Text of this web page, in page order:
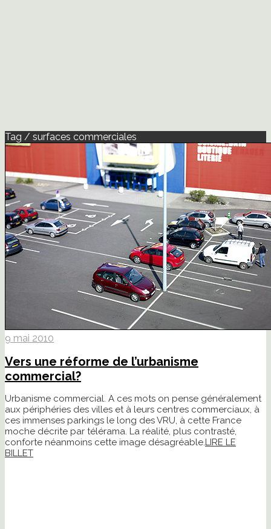
Tag / surfaces commerciales
9 mai 2010
Vers une réforme de l’urbanisme
commercial?
Urbanisme commercial. A ces mots on pense généralement
aux périphéries des villes et à leurs centres commerciaux, à
ces immenses parkings le long des VRU, à cette France
moche décrite par télérama. La réalité, plus contrasté,
conforte néanmoins cette image désagréable.LIRE LE
BILLET